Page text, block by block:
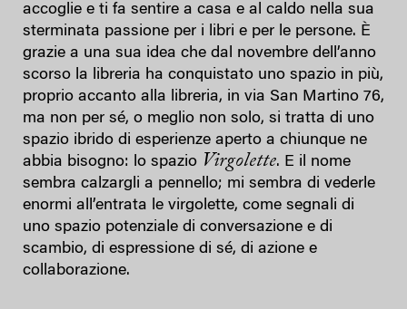
accoglie e ti fa sentire a casa e al caldo nella sua
sterminata passione per i libri e per le persone. È
grazie a una sua idea che dal novembre dell’anno
scorso la libreria ha conquistato uno spazio in più,
proprio accanto alla libreria, in via San Martino 76,
ma non per sé, o meglio non solo, si tratta di uno
spazio ibrido di esperienze aperto a chiunque ne
abbia bisogno: lo spazio Virgolette. E il nome
sembra calzargli a pennello; mi sembra di vederle
enormi all’entrata le virgolette, come segnali di
uno spazio potenziale di conversazione e di
scambio, di espressione di sé, di azione e
collaborazione.